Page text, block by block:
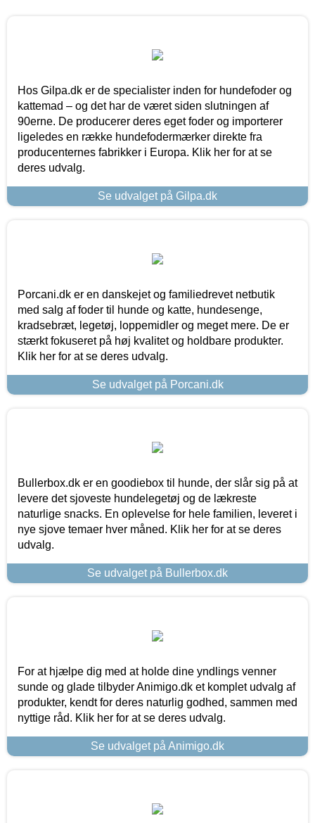
Hos Gilpa.dk er de specialister inden for hundefoder og
kattemad – og det har de været siden slutningen af
90erne. De producerer deres eget foder og importerer
ligeledes en række hundefodermærker direkte fra
producenternes fabrikker i Europa. Klik her for at se
deres udvalg.
Se udvalget på Gilpa.dk
Porcani.dk er en danskejet og familiedrevet netbutik
med salg af foder til hunde og katte, hundesenge,
kradsebræt, legetøj, loppemidler og meget mere. De er
stærkt fokuseret på høj kvalitet og holdbare produkter.
Klik her for at se deres udvalg.
Se udvalget på Porcani.dk
Bullerbox.dk er en goodiebox til hunde, der slår sig på at
levere det sjoveste hundelegetøj og de lækreste
naturlige snacks. En oplevelse for hele familien, leveret i
nye sjove temaer hver måned. Klik her for at se deres
udvalg.
Se udvalget på Bullerbox.dk
For at hjælpe dig med at holde dine yndlings venner
sunde og glade tilbyder Animigo.dk et komplet udvalg af
produkter, kendt for deres naturlig godhed, sammen med
nyttige råd. Klik her for at se deres udvalg.
Se udvalget på Animigo.dk